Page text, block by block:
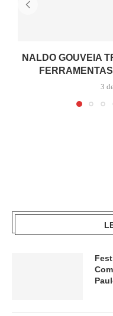
NALDO GOUVEIA
3